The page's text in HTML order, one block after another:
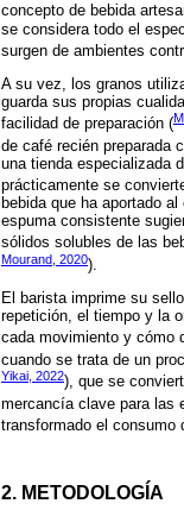
concepto de bebida
se considera todo el
surgen de ambientes
A su vez, los granos
guarda sus propias
facilidad de preparación (
de café recién preparada
una tienda especializada
prácticamente se
bebida que ha aportado
espuma consistente
sólidos solubles de las
Mourand, 2020).
El barista imprime su
repetición, el tiempo y la
cada movimiento y cómo
cuando se trata de un
Yikai, 2022), que se
mercancía clave para las
transformado el consumo
2. METODOLOGÍA